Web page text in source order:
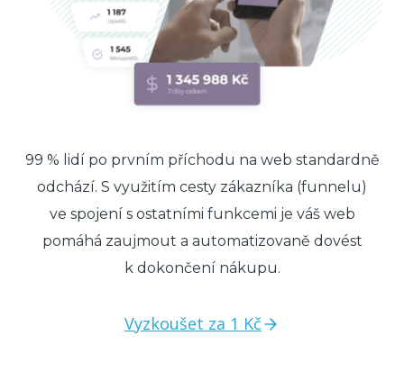
99 % lidí po prvním příchodu na web standardně
odchází. S využitím cesty zákazníka (funnelu)
ve spojení s ostatními funkcemi je váš web
pomáhá zaujmout a automatizovaně dovést
k dokončení nákupu.
Vyzkoušet za 1 Kč